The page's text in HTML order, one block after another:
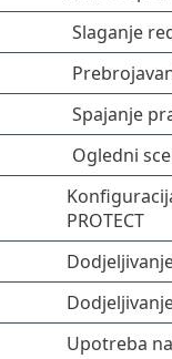
Slaganje
Spajanje
Ogledni
PROTECT
Upotreba